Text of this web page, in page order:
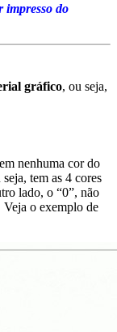
impresso do
gráfico, ou seja,
nenhuma cor do
tem as 4 cores
lado, o “0”, não
Veja o exemplo de